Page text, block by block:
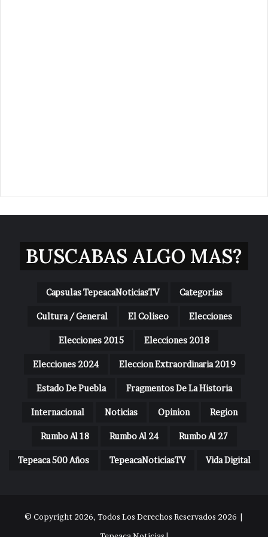
BUSCABAS ALGO MAS?
Capsulas TepeacaNoticiasTV Categorias
Cultura / General El Coliseo Elecciones
Elecciones 2015 Elecciones 2018
Elecciones 2024 Eleccion Extraordinaria 2019
Estado De Puebla Fragmentos De La Historia
Internacional Noticias Opinion Region
Rumbo Al 18 Rumbo Al 24 Rumbo Al 27
Tepeaca 500 Años TepeacaNoticiasTV Vida Digital
© Copyright 2026, Todos Los Derechos Reservados 2026 |